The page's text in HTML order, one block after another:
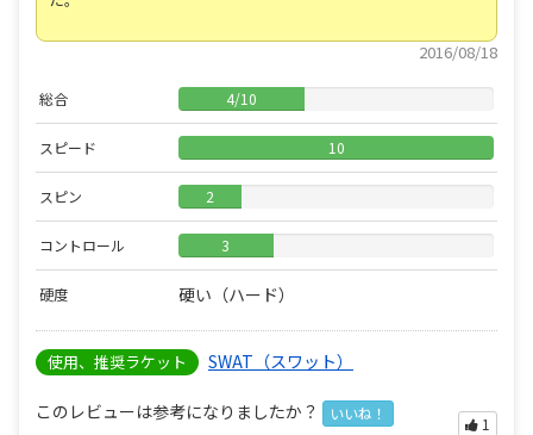
2016/08/18
総合 4/10
スピード 10
スピン 2
コントロール 3
硬度 硬い（ハード）
使用、推奨ラケット SWAT（スワット）
このレビューは参考になりましたか？ いいね！
1